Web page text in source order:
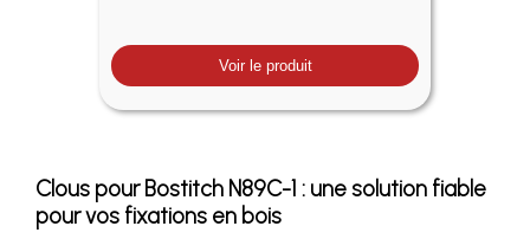
Voir le produit
Clous pourBostitch N89C-1 : une solution fiable
pour vos fixations en bois